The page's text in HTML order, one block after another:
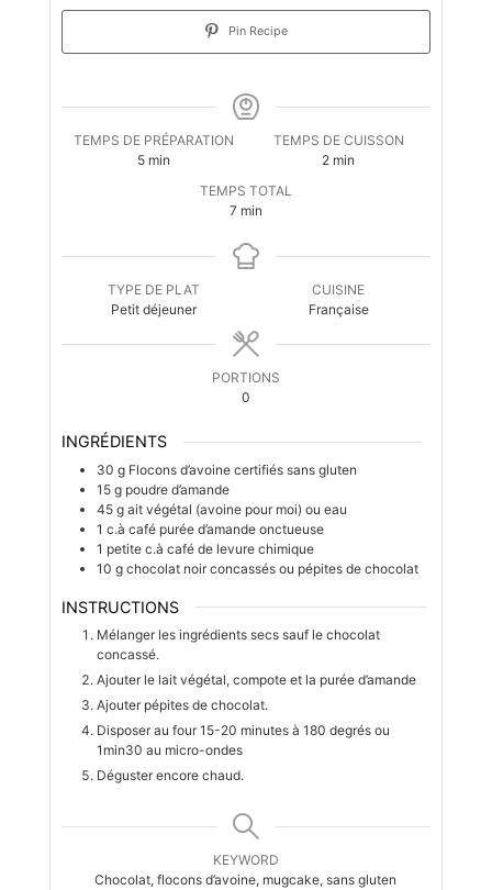
Pin Recipe
TEMPS DE PRÉPARATION
5minutes
min
TEMPS DE CUISSON
2minutes
min
TEMPS TOTAL
7minutes
min
TYPE DE PLAT
Petit déjeuner
CUISINE
Française
PORTIONS
0
INGRÉDIENTS
30 g Flocons d’avoine certifiés sans gluten
15 g poudre d’amande
45 g ait végétal (avoine pour moi) ou eau
1 c.à café purée d’amande onctueuse
1 petite c.à café de levure chimique
10 g chocolat noir concassés ou pépites de chocolat
INSTRUCTIONS
Mélanger les ingrédients secs sauf le chocolat
concassé.
Ajouter le lait végétal, compote et la purée d’amande
Ajouter pépites de chocolat.
Disposer au four 15-20 minutes à 180 degrés ou
1min30 au micro-ondes
Déguster encore chaud.
KEYWORD
Chocolat, flocons d’avoine, mugcake, sans gluten